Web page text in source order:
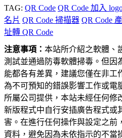
TAG: QR Code QR Code 加入
名片 QR Code 掃描器 QR Code
址轉 QR Code
注意事項： 本站所介紹之軟體、
測試並通過防毒軟體掃毒。但因
能都各有差異，建議您僅在非工
為不可預知的錯誤影響工作或電
所屬公司提供，本站未經任何修
新版程式中自行安插廣告程式或
害。在進行任何操作與設定之前
資料，避免因為未依指示的不當